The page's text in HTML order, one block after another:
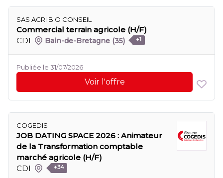
SAS AGRI BIO CONSEIL
Commercial terrain agricole (H/F)
CDI
Bain-de-Bretagne (35) +1
Publiée le 31/07/2026
Voir l'offre
COGEDIS
JOB DATING SPACE 2026 : Animateur
de la Transformation comptable
marché agricole (H/F)
CDI
+34